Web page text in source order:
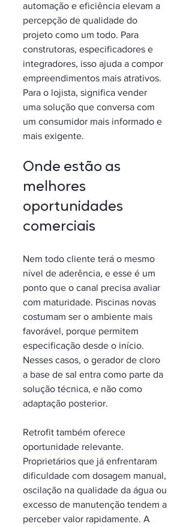
automação e eficiência elevam a
percepção de qualidade do
projeto como um todo. Para
construtoras, especificadores e
integradores, isso ajuda a compor
empreendimentos mais atrativos.
Para o lojista, significa vender
uma solução que conversa com
um consumidor mais informado e
mais exigente.
Onde estão as
melhores
oportunidades
comerciais
Nem todo cliente terá o mesmo
nível de aderência, e esse é um
ponto que o canal precisa avaliar
com maturidade. Piscinas novas
costumam ser o ambiente mais
favorável, porque permitem
especificação desde o início.
Nesses casos, o gerador de cloro
a base de sal entra como parte da
solução técnica, e não como
adaptação posterior.
Retrofit também oferece
oportunidade relevante.
Proprietários que já enfrentaram
dificuldade com dosagem manual,
oscilação na qualidade da água ou
excesso de manutenção tendem a
perceber valor rapidamente. A